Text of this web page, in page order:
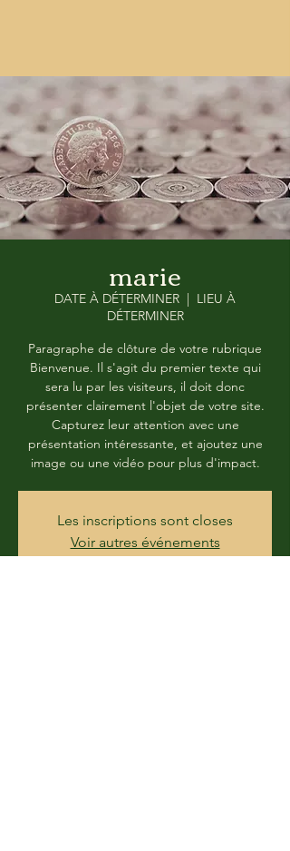
marie
DATE À DÉTERMINER
  |
LIEU À
DÉTERMINER
Paragraphe de clôture de votre rubrique
Bienvenue. Il s'agit du premier texte qui
sera lu par les visiteurs, il doit donc
présenter clairement l'objet de votre site.
Capturez leur attention avec une
présentation intéressante, et ajoutez une
image ou une vidéo pour plus d'impact.
Les inscriptions sont closes
Voir autres événements